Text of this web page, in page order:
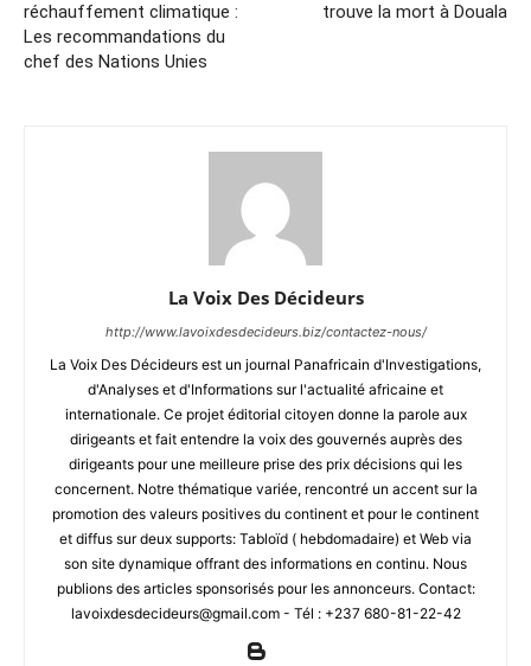
réchauffement climatique :
Les recommandations du
chef des Nations Unies
trouve la mort à Douala
La Voix Des Décideurs
http://www.lavoixdesdecideurs.biz/contactez-nous/
La Voix Des Décideurs est un journal Panafricain d'Investigations,
d'Analyses et d'Informations sur l'actualité africaine et
internationale. Ce projet éditorial citoyen donne la parole aux
dirigeants et fait entendre la voix des gouvernés auprès des
dirigeants pour une meilleure prise des prix décisions qui les
concernent. Notre thématique variée, rencontré un accent sur la
promotion des valeurs positives du continent et pour le continent
et diffus sur deux supports: Tabloïd ( hebdomadaire) et Web via
son site dynamique offrant des informations en continu. Nous
publions des articles sponsorisés pour les annonceurs. Contact:
lavoixdesdecideurs@gmail.com - Tél : +237 680-81-22-42